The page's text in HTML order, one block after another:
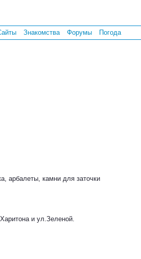
Знакомства Форумы Погода
арбалеты, камни для заточки
и ул.Зеленой.